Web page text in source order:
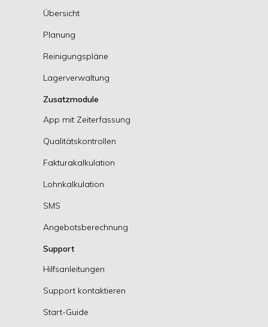
Übersicht
Planung
Reinigungspläne
Lagerverwaltung
Zusatzmodule
App mit Zeiterfassung
Qualitätskontrollen
Fakturakalkulation
Lohnkalkulation
SMS
Angebotsberechnung
Support
Hilfsanleitungen
Support kontaktieren
Start-Guide